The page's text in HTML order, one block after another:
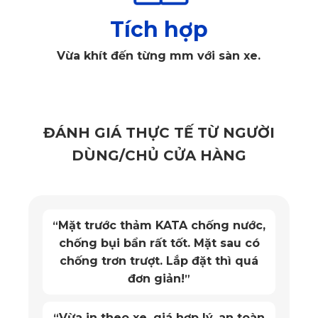
Thiết kế trên AutoCAD
Sau đó, thiết kế cuối cùng được hoàn thiện trên AutoCAD
Tích hợp
Vừa khít đến từng mm với sàn xe.
ĐÁNH GIÁ THỰC TẾ TỪ NGƯỜI
DÙNG/CHỦ CỬA HÀNG
“Mặt trước thảm KATA chống nước,
chống bụi bẩn rất tốt. Mặt sau có
chống trơn trượt. Lắp đặt thì quá
đơn giản!”